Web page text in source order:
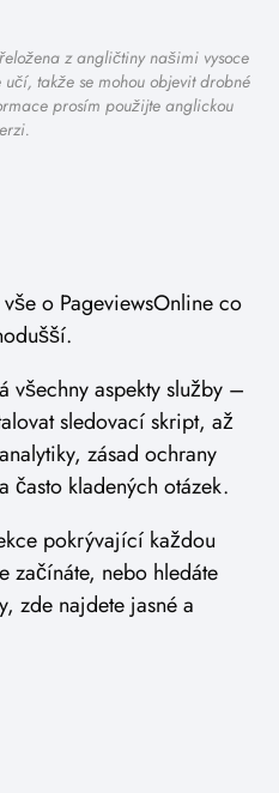
z angličtiny našimi vysoce
učí, takže se mohou objevit drobné
prosím použijte anglickou
o PageviewsOnline co
všechny aspekty služby –
sledovací skript, až
zásad ochrany
často kladených otázek.
pokrývající každou
začínáte, nebo hledáte
zde najdete jasné a